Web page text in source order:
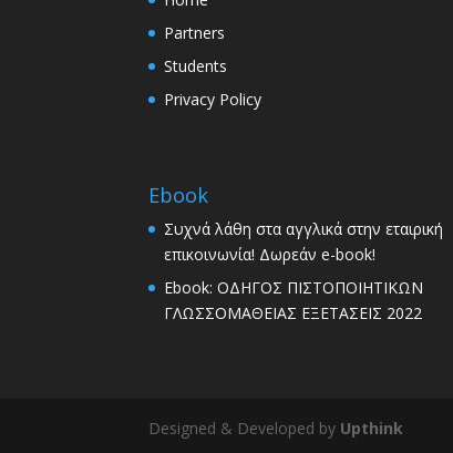
Partners
Students
Privacy Policy
Ebook
Συχνά λάθη στα αγγλικά στην εταιρική
επικοινωνία! Δωρεάν e-book!
Ebook: ΟΔΗΓΟΣ ΠΙΣΤΟΠΟΙΗΤΙΚΩΝ
ΓΛΩΣΣΟΜΑΘΕΙΑΣ ΕΞΕΤΑΣΕΙΣ 2022
Designed & Developed by Upthink